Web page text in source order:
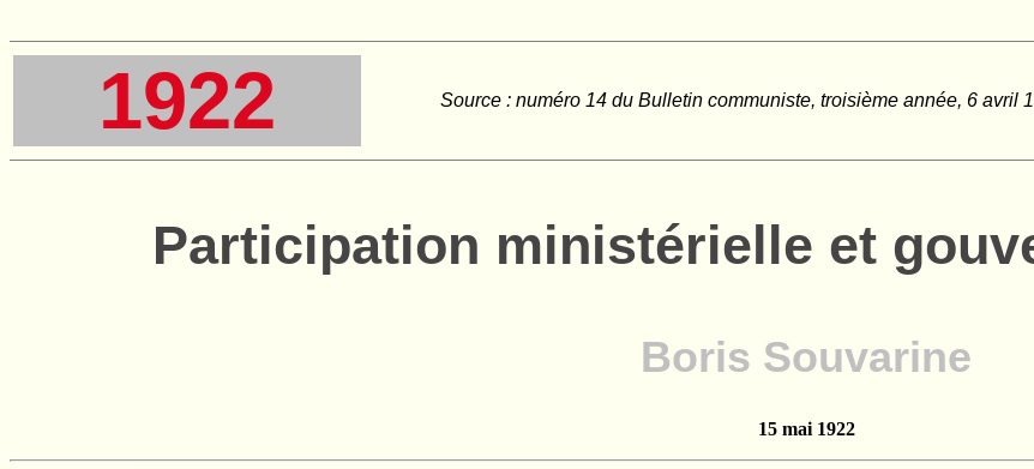
1922 Source : numéro 14 du Bulletin communiste, troisième année, 6 avril
Participation ministérielle et
Boris Souvarine
15 mai 1922